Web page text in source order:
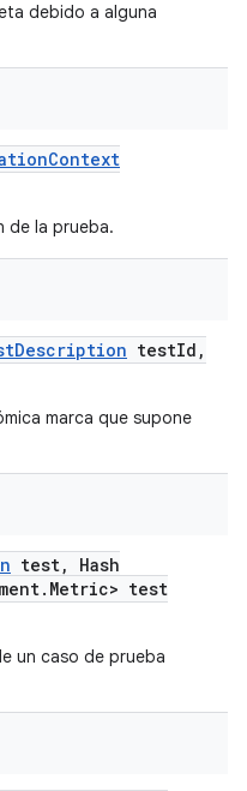
debido a alguna
Context
de la prueba.
Description testId ,
marca que supone
test,
Hash
. Metric> test
un caso de prueba